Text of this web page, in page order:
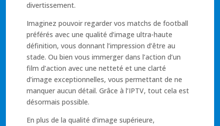
divertissement.
Imaginez pouvoir regarder vos matchs de football
préférés avec une qualité d’image ultra-haute
définition, vous donnant l’impression d’être au
stade. Ou bien vous immerger dans l’action d’un
film d’action avec une netteté et une clarté
d’image exceptionnelles, vous permettant de ne
manquer aucun détail. Grâce à l’IPTV, tout cela est
désormais possible.
En plus de la qualité d’image supérieure,